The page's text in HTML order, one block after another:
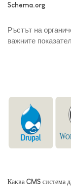
Schema.org
Ръстът на
важните
Каква CMS система